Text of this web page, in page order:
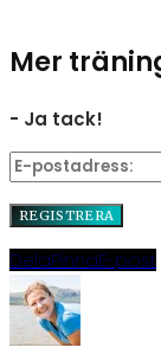
Mer
- Ja tack!
DelaPinnaE-post